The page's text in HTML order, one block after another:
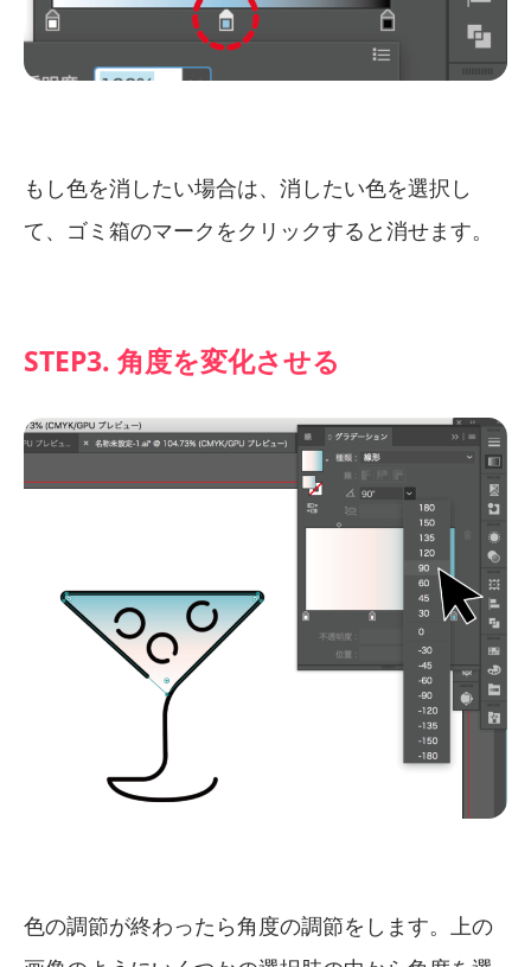
もし色を消したい場合は、消したい色を選択し
て、ゴミ箱のマークをクリックすると消せます。
STEP3. 角度を変化させる
色の調節が終わったら角度の調節をします。上の